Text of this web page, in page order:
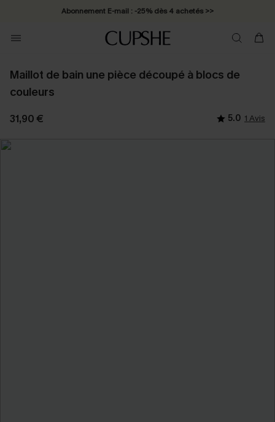
Abonnement E-mail : -25% dès 4 achetés >>
Maillot de bain une pièce découpé à blocs de
couleurs
31,90 € 5.0 1 Avis